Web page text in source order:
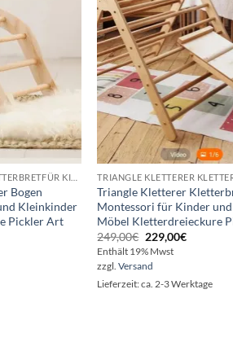
Bogen
Kleinkinder
Pickler Art
Triangle Kletterer
Montessori für Kinder
Möbel Kletterdreieckure
249,00€ Ursprünglicher
Preis
war:
249,00€
229,00€Aktueller
Enthält 19% Mwst
zzgl.Versand
Lieferzeit: ca. 2-3 Werktage